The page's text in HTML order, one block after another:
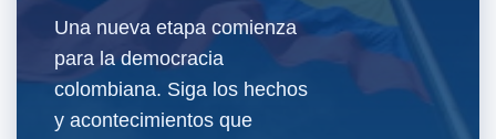
Una nueva etapa comienza
para la democracia
colombiana. Siga los hechos
y acontecimientos que